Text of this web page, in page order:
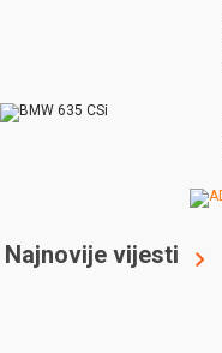
Najnovije vijesti